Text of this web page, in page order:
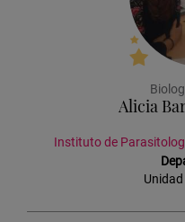
Alicia
Instituto de